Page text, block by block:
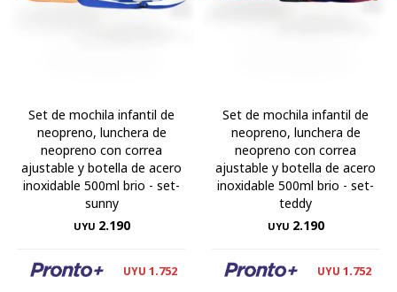
Set de mochila infantil de
neopreno, lunchera de
neopreno con correa
ajustable y botella de acero
inoxidable 500ml brio - set-
sunny
UYU 2.190
UYU 1.752
Set de mochila infantil de
neopreno, lunchera de
neopreno con correa
ajustable y botella de acero
inoxidable 500ml brio - set-
teddy
UYU 2.190
UYU 1.752